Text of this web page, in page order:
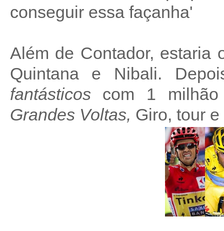
conseguir essa façanha'
Além de Contador, estaria
Quintana e Nibali.
fantásticos com 1
Grandes Voltas, Giro, tour